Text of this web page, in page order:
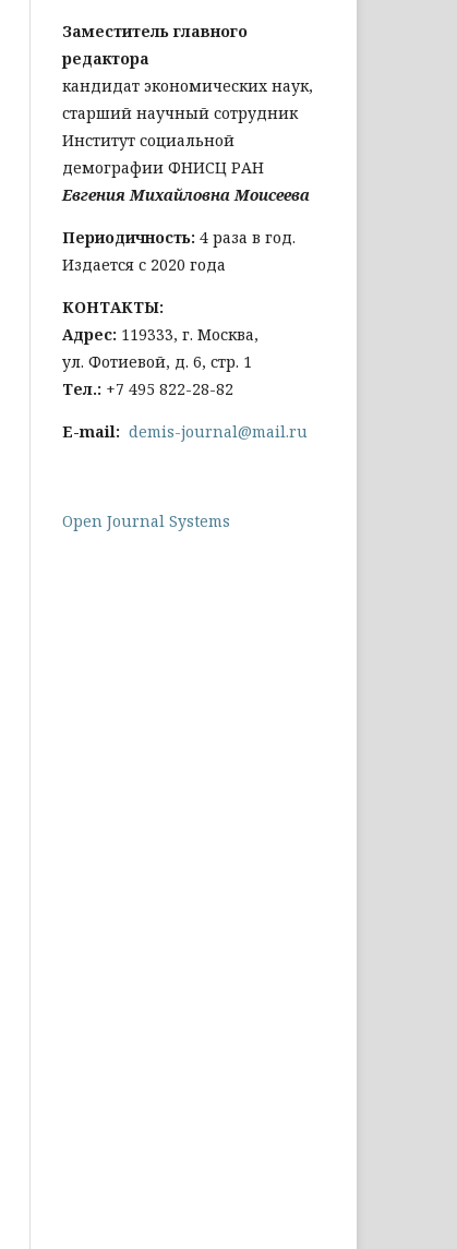
Заместитель главного
редактора
кандидат экономических наук,
старший научный сотрудник
Институт социальной
демографии ФНИСЦ РАН
Евгения Михайловна Моисеева
Периодичность: 4 раза в год.
Издается с 2020 года
КОНТАКТЫ:
Адрес: 119333, г. Москва,
ул. Фотиевой, д. 6, стр. 1
Тел.: +7 495 822-28-82
E-mail: demis-journal@mail.ru
Open Journal Systems